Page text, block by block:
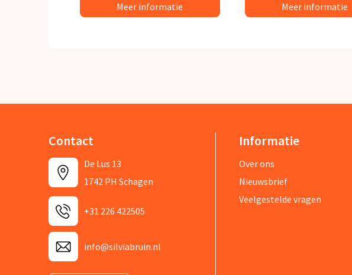
Meer informatie Meer informatie
Contact
De Lus 13
1742 PH Schagen
+31 226 422505
info@silviabruin.nl
Informatie
Over ons
Nieuwsbrief
Veelgestelde vragen